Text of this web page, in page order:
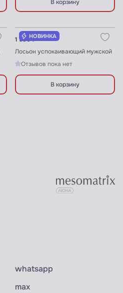
В корзину
НОВИНКА
1 580 ₽
Лосьон успокаивающий мужской
Отзывов пока нет
В корзину
whatsapp
max